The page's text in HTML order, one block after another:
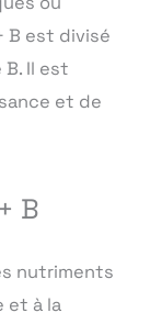
B est divisé
Il est
et de
B
nutriments
et à la